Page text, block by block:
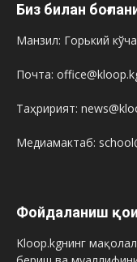
Биз билан
Манзил: Горький
Почта:
Таҳририят:
Медиамактаб:
Фойдаланиш
Kloop.kgнинг